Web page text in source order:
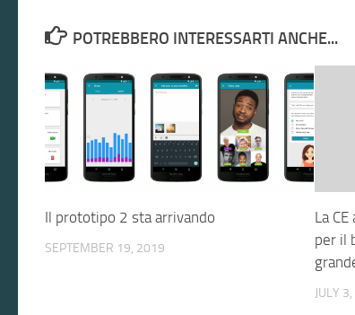
POTREBBERO INTERESSARTI ANCHE...
Il prototipo 2 sta arrivando
SEPTEMBER 19, 2019
La
per il
JULY